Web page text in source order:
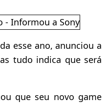
esse ano, anunciou a
tudo indica que será
que seu novo game